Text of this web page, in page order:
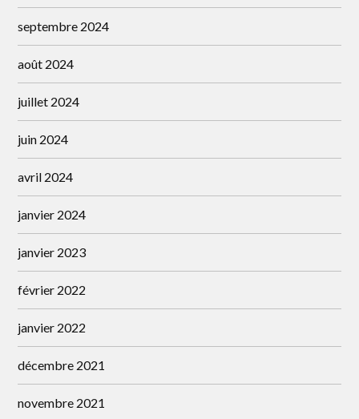
septembre 2024
août 2024
juillet 2024
juin 2024
avril 2024
janvier 2024
janvier 2023
février 2022
janvier 2022
décembre 2021
novembre 2021